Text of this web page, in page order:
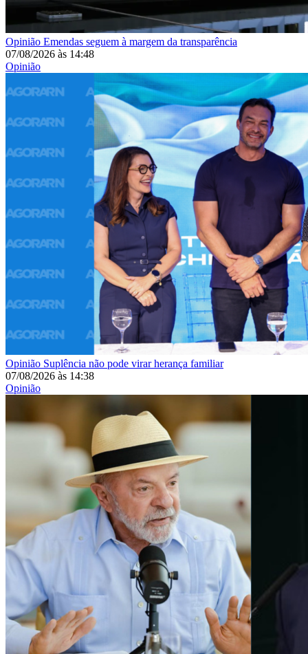
Opinião Emendas seguem à margem da transparência
07/08/2026 às 14:48
Opinião
Opinião Suplência não pode virar herança familiar
07/08/2026 às 14:38
Opinião